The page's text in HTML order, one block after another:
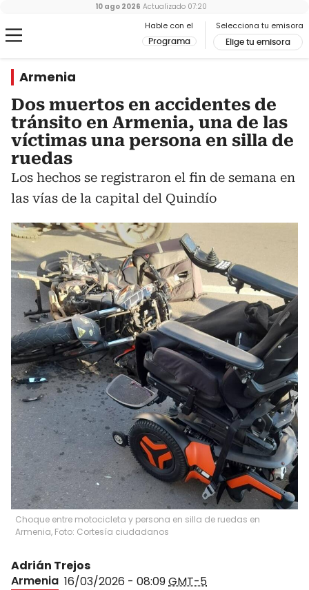
Hable con el
Programa
Selecciona tu emisora
Elige tu emisora
10 ago 2026 Actualizado 07:20
Armenia
Dos muertos en accidentes de
tránsito en Armenia, una de las
víctimas una persona en silla de
ruedas
Los hechos se registraron el fin de semana en
las vías de la capital del Quindío
Choque entre motocicleta y persona en silla de ruedas en
Armenia, Foto: Cortesía ciudadanos
Adrián Trejos
Armenia 16/03/2026 - 08:09GMT-5